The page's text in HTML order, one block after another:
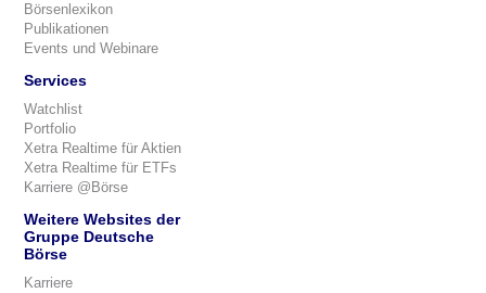
Börsenlexikon
Publikationen
Events und Webinare
Services
Watchlist
Portfolio
Xetra Realtime für Aktien
Xetra Realtime für ETFs
Karriere @Börse
Weitere Websites der
Gruppe Deutsche
Börse
Karriere